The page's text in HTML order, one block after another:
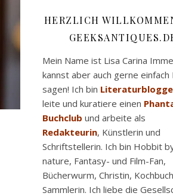
HERZLICH
Mein Name ist Lisa Carina
kannst aber auch gerne einfach
sagen! Ich bin
leite und kuratiere einen
Buchclub und arbeite als
Redakteurin, Künstlerin und
Schriftstellerin. Ich bin Hobbit
nature, Fantasy- und Film-Fan,
Bücherwurm, Christin,
Sammlerin. Ich liebe die